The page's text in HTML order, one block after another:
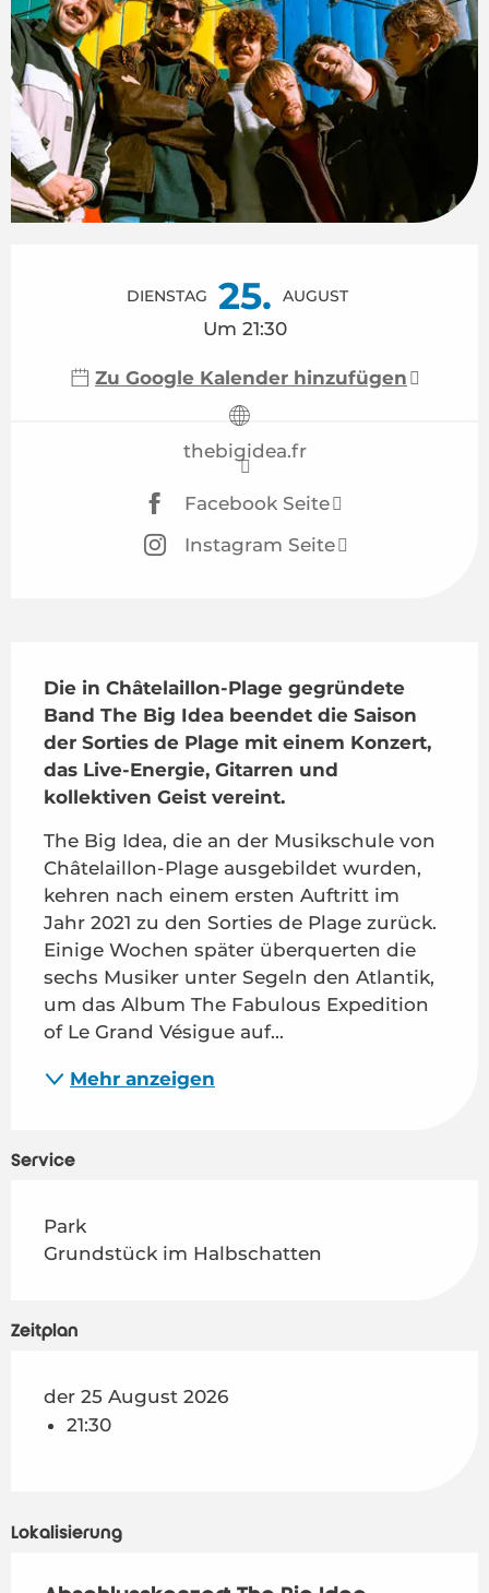
DIENSTAG 25. AUGUST
Um 21:30
Zu Google Kalender hinzufügen
thebigidea.fr
Facebook Seite
Instagram Seite
Die in Châtelaillon-Plage gegründete
Band The Big Idea beendet die Saison
der Sorties de Plage mit einem Konzert,
das Live-Energie, Gitarren und
kollektiven Geist vereint.
The Big Idea, die an der Musikschule von
Châtelaillon-Plage ausgebildet wurden,
kehren nach einem ersten Auftritt im
Jahr 2021 zu den Sorties de Plage zurück.
Einige Wochen später überquerten die
sechs Musiker unter Segeln den Atlantik,
um das Album The Fabulous Expedition
of Le Grand Vésigue auf...
Mehr anzeigen
Service
Park
Grundstück im Halbschatten
Zeitplan
der 25 August 2026
21:30
Lokalisierung